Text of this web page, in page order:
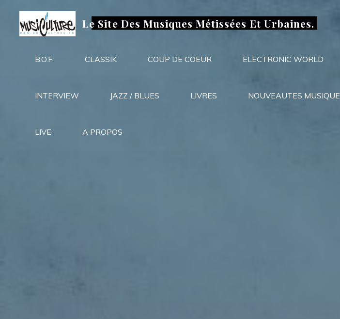
contenu
Le Site Des Musiques Métissées Et Urbaines.
B.O.F. CLASSIK COUP DE COEUR ELECTRONIC WORLD
INTERVIEW JAZZ / BLUES LIVRES NOUVEAUTES MUSIQUE
LIVE A PROPOS